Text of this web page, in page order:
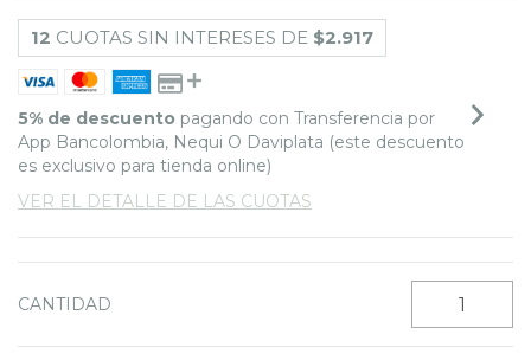
12 CUOTAS SIN INTERESES DE $2.917
5% de descuento pagando con Transferencia por
App Bancolombia, Nequi O Daviplata (este descuento
es exclusivo para tienda online)
VER EL DETALLE DE LAS CUOTAS
CANTIDAD